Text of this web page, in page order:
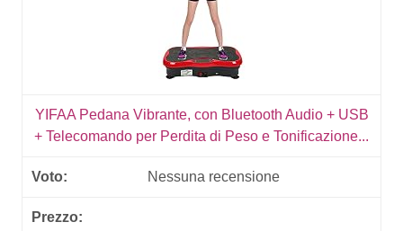
YIFAA Pedana Vibrante, con Bluetooth Audio + USB
+ Telecomando per Perdita di Peso e Tonificazione...
Nessuna recensione